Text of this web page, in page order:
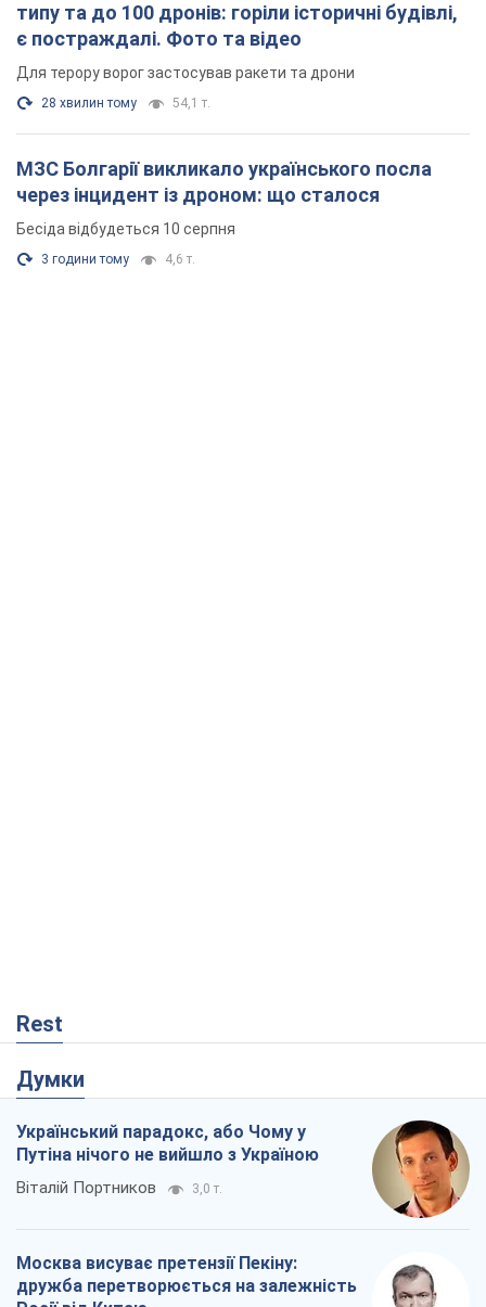
типу та до 100 дронів: горіли історичні будівлі,
є постраждалі. Фото та відео
Для терору ворог застосував ракети та дрони
28 хвилин тому 54,1 т.
МЗС Болгарії викликало українського посла
через інцидент із дроном: що сталося
Бесіда відбудеться 10 серпня
3 години тому 4,6 т.
Rest
Думки
Український парадокс, або Чому у
Путіна нічого не вийшло з Україною
Віталій Портников 3,0 т.
Москва висуває претензії Пекіну:
дружба перетворюється на залежність